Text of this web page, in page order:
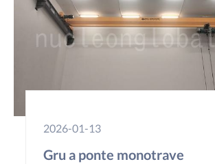
2026-01-13
Gru a ponte monotrave